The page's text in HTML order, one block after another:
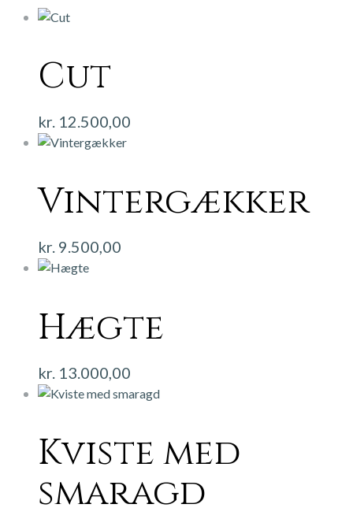
Cut
kr. 12.500,00
Vintergækker
kr. 9.500,00
Hægte
kr. 13.000,00
Kviste med
smaragd